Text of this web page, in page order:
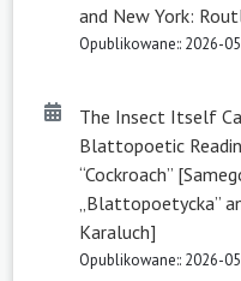
and New York:
Opublikowane:: 2026-
The Insect Itself
Blattopoetic
“Cockroach”
„Blattopoetycka”
Karaluch]
Opublikowane:: 2026-